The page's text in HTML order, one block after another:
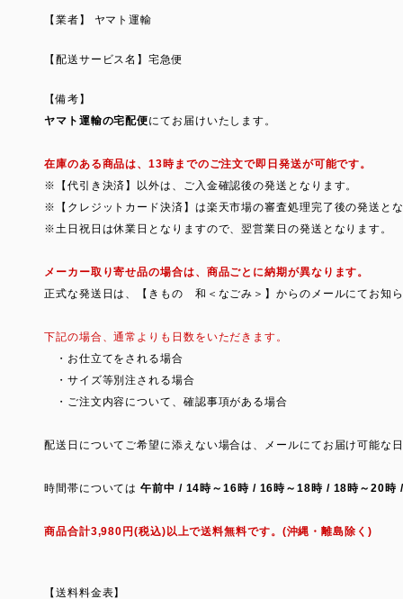
【業者】 ヤマト運輸
【配送サービス名】宅急便
【備考】
ヤマト運輸の宅配便にてお届けいたします。
在庫のある商品は、13時までのご注文で即日発送が可能です。
※【代引き決済】以外は、ご入金確認後の発送となります。
※【クレジットカード決済】は楽天市場の審査処理完了後の発送と
※土日祝日は休業日となりますので、翌営業日の発送となります。
メーカー取り寄せ品の場合は、商品ごとに納期が異なります。
正式な発送日は、【きもの 和＜なごみ＞】からのメールにてお知
下記の場合、通常よりも日数をいただきます。
・お仕立てをされる場合
・サイズ等別注される場合
・ご注文内容について、確認事項がある場合
配送日についてご希望に添えない場合は、メールにてお届け可能な
時間帯については午前中 / 14時～16時 / 16時～18時 / 18時～20時
商品合計3,980円(税込)以上で送料無料です。(沖縄・離島除く)
【送料料金表】